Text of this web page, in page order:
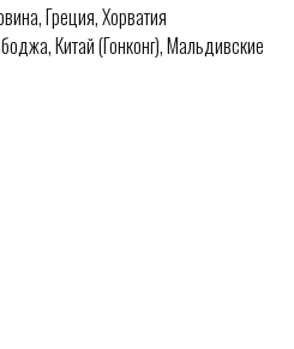
Греция, Хорватия
Китай (Гонконг), Мальдивские